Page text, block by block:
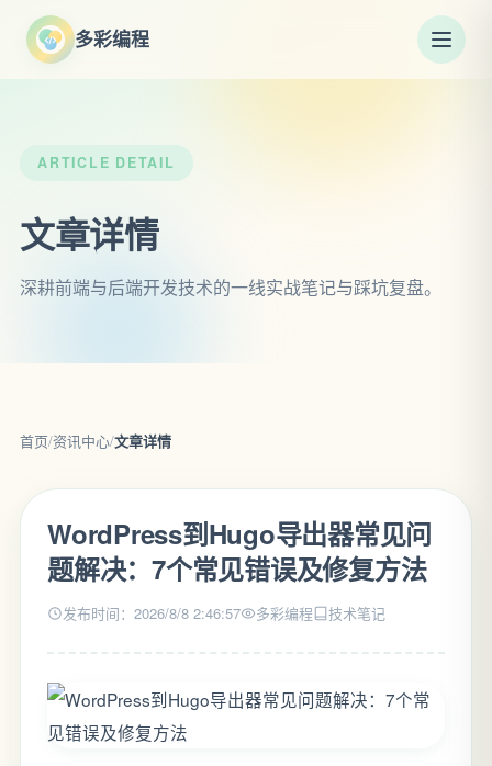
多彩编程
ARTICLE DETAIL
文章详情
深耕前端与后端开发技术的一线实战笔记与踩坑复盘。
首页/资讯中心/文章详情
WordPress到Hugo导出器常见问
题解决：7个常见错误及修复方法
发布时间：2026/8/8 2:46:57 多彩编程 技术笔记